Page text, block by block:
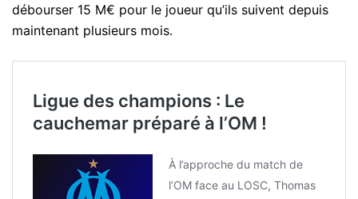
débourser 15 M€ pour le joueur qu’ils suivent depuis
maintenant plusieurs mois.
Ligue des champions : Le
cauchemar préparé à l’OM !
À l’approche du match de
l’OM face au LOSC, Thomas